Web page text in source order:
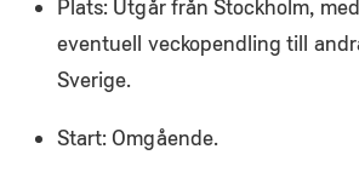
Plats: Utgår från Stockholm,
eventuell veckopendling till
Sverige.
Start: Omgående.